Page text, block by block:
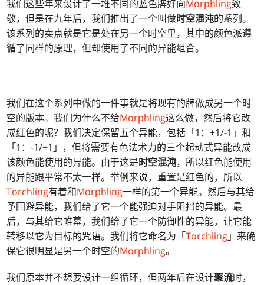
我们这些年来设计了一堆不同的蓝色牌好向Morphling致
敬，但是在九年后，我们推出了一个叫做时空混沌的系列。
该系列的卖点就是它是处在另一个时空里，其中的颜色派遵
循了同样的原理，但却使用了不同的异能组合。
我们在这个系列中做的一件事就是将现有的牌做成另一个时
空的版本。我们为什么不给Morphling这么做，然后将它改
成红色的呢？我们决定保留五个异能，包括「1：+1/-1」和
「1：-1/+1」，但将需要有色法术力的三个起动式异能改成
该颜色能使用的异能。由于这是时空混沌，所以红色能使用
的异能跟平常不太一样。举例来说，重置是红色的，所以
Torchling有着和Morphling一样的第一个异能。然后与其给
予回避异能，我们给了它一个能强迫对手阻挡的异能。最
后，与其给它帷幕，我们给了它一个防御性的异能，让它能
转移以它为目标的咒语。我们将它命名为「Torchling」来确
保它很明显是另一个时空的Morphling。
我们原本并不想要设计一组循环，但两年后在设计聚流时，